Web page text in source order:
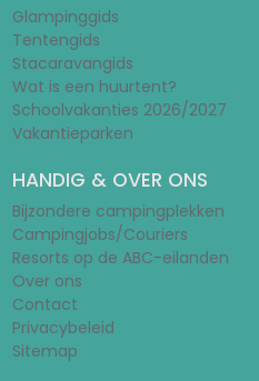
Glampinggids
Tentengids
Stacaravangids
Wat is een huurtent?
Schoolvakanties 2026/2027
Vakantieparken
HANDIG & OVER ONS
Bijzondere campingplekken
Campingjobs/Couriers
Resorts op de ABC-eilanden
Over ons
Contact
Privacybeleid
Sitemap